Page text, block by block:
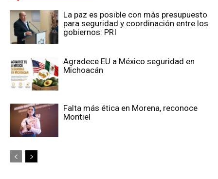
La paz es posible con más presupuesto
para seguridad y coordinación entre los
gobiernos: PRI
Agradece EU a México seguridad en
Michoacán
Falta más ética en Morena, reconoce
Montiel